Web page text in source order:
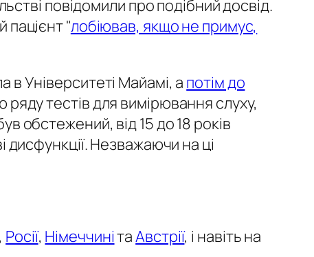
повідомили про подібний досвід.
пацієнт "лобіював, якщо не примус,
в Університеті Майамі, а потім до
ряду тестів для вимірювання слуху,
обстежений, від 15 до 18 років
дисфункції. Незважаючи на ці
Росії, НімеччинітаАвстрії, і навіть на